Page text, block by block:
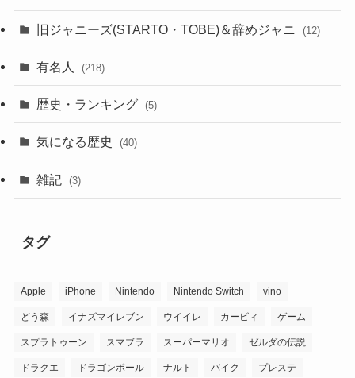
旧ジャニーズ(STARTO・TOBE)＆辞めジャニ (12)
有名人 (218)
歴史・ランキング (5)
気になる歴史 (40)
雑記 (3)
タグ
Apple iPhone Nintendo Nintendo Switch vino
どう森 イナズマイレブン ウイイレ カービィ ゲーム
スプラトゥーン スマブラ スーパーマリオ ゼルダの伝説
ドラクエ ドラゴンボール ナルト バイク プレステ